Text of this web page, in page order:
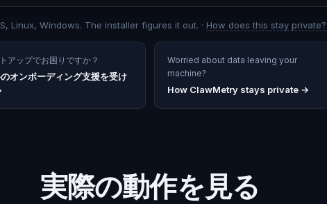
Linux, Windows. The installer figures it out. · How does this stay private?
アップでお困りですか？
オンボーディング支援を受け
Worried about data leaving your
machine?
How ClawMetry stays private →
実際の動作を見る